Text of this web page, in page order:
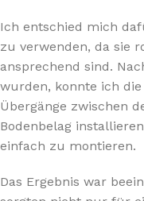
Ich entschied mich
zu verwenden, da sie
ansprechend sind.
wurden, konnte ich
Übergänge zwischen
Bodenbelag
einfach zu montieren.
Das Ergebnis war